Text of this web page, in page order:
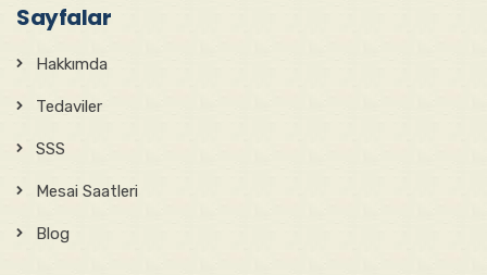
Sayfalar
Hakkımda
Tedaviler
SSS
Mesai Saatleri
Blog